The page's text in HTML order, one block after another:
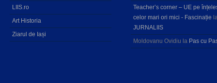
LIIS.ro
Art Historia
Ziarul de Iași
Teacher’s corner – UE pe
celor mari ori mici - Fascinație
JURNALIIS
Moldovanu Ovidiu la Pas cu